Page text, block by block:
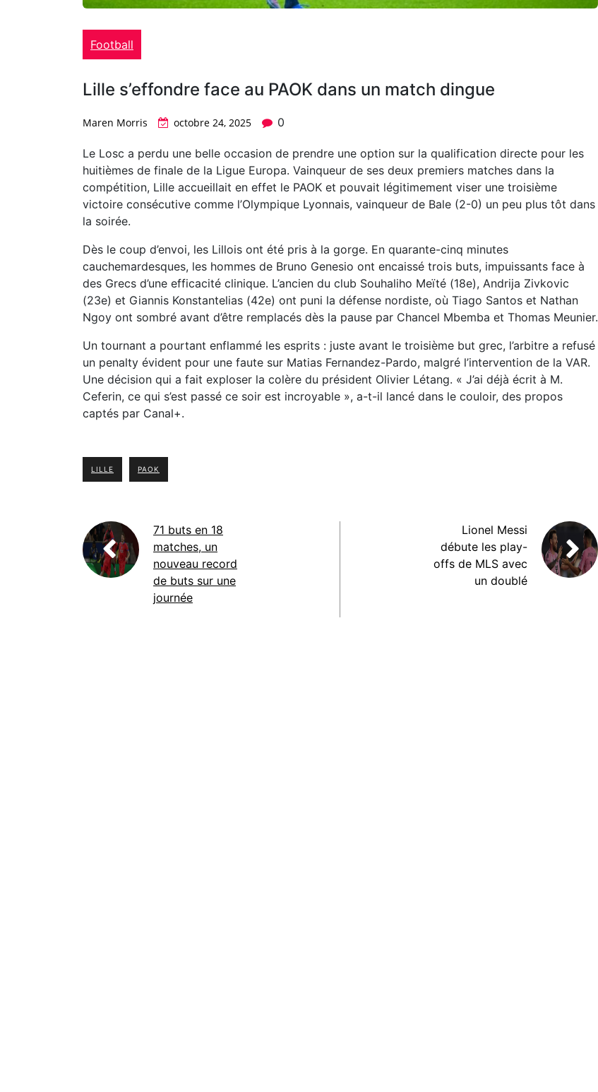
Football
Lille s’effondre face au PAOK dans un match dingue
Maren Morris octobre 24, 2025 0
Le Losc a perdu une belle occasion de prendre une option sur la qualification directe pour les
huitièmes de finale de la Ligue Europa. Vainqueur de ses deux premiers matches dans la
compétition, Lille accueillait en effet le PAOK et pouvait légitimement viser une troisième
victoire consécutive comme l’Olympique Lyonnais, vainqueur de Bale (2-0) un peu plus tôt dans
la soirée.
Dès le coup d’envoi, les Lillois ont été pris à la gorge. En quarante-cinq minutes
cauchemardesques, les hommes de Bruno Genesio ont encaissé trois buts, impuissants face à
des Grecs d’une efficacité clinique. L’ancien du club Souhaliho Meïté (18e), Andrija Zivkovic
(23e) et Giannis Konstantelias (42e) ont puni la défense nordiste, où Tiago Santos et Nathan
Ngoy ont sombré avant d’être remplacés dès la pause par Chancel Mbemba et Thomas Meunier.
Un tournant a pourtant enflammé les esprits : juste avant le troisième but grec, l’arbitre a refusé
un penalty évident pour une faute sur Matias Fernandez-Pardo, malgré l’intervention de la VAR.
Une décision qui a fait exploser la colère du président Olivier Létang. « J’ai déjà écrit à M.
Ceferin, ce qui s’est passé ce soir est incroyable », a-t-il lancé dans le couloir, des propos
captés par Canal+.
LILLE PAOK
71 buts en 18
matches, un
nouveau record
de buts sur une
journée
Lionel Messi
débute les play-
offs de MLS avec
un doublé